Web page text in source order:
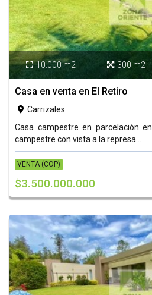
 10.000 m2  300 m2
Casa en venta en El Retiro
 Carrizales
Casa campestre en parcelación
campestre con vista a la represa...
VENTA (COP)
$3.500.000.000